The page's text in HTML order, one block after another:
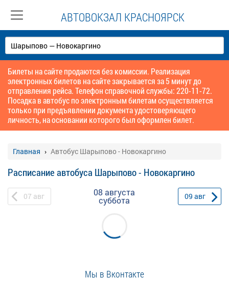
АВТОВОКЗАЛ КРАСНОЯРСК
Билеты на сайте продаются без комиссии. Реализация
электронных билетов на сайте закрывается за 5 минут до
отправления рейса. Телефон справочной службы: 220-11-72.
Посадка в автобус по электронным билетам осуществляется
только при предъявлении документа удостоверяющего
личность, на основании которого был оформлен билет.
Главная Автобус Шарыпово - Новокаргино
Расписание автобуса Шарыпово - Новокаргино
07 авг 08 августа
суббота 09 авг
Мы в Вконтакте